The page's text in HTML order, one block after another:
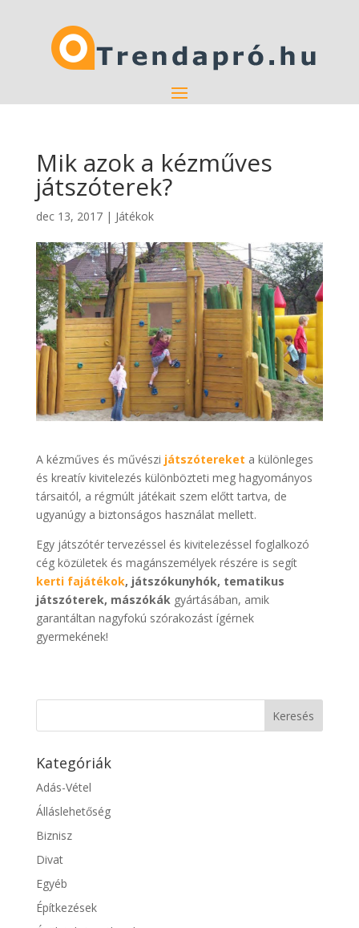
Mik azok a kézműves
játszóterek?
dec 13, 2017| Játékok
A kézműves és művészi játszótereket a különleges
és kreatív kivitelezés különbözteti meg hagyományos
társaitól, a régmúlt játékait szem előtt tartva, de
ugyanúgy a biztonságos használat mellett.
Egy játszótér tervezéssel és kivitelezéssel foglalkozó
cég közületek és magánszemélyek részére is segít
kerti fajátékok, játszókunyhók, tematikus
játszóterek, mászókákgyártásában, amik
garantáltan nagyfokú szórakozást ígérnek
gyermekének!
Kategóriák
Adás-Vétel
Álláslehetőség
Biznisz
Divat
Egyéb
Építkezések